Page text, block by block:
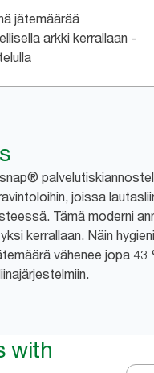
jätemäärää
arkki kerrallaan -
joissa
Tämä moderni
kerrallaan. Näin
vähenee jopa
with